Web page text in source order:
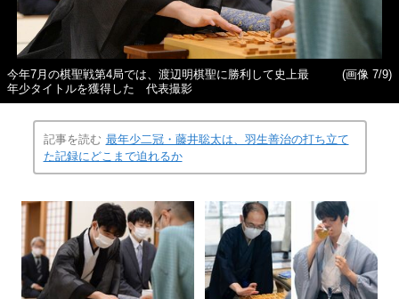
今年7月の棋聖戦第4局では、渡辺明棋聖に勝利して史上最
年少タイトルを獲得した 代表撮影
(画像 7/9)
記事を読む 最年少二冠・藤井聡太は、羽生善治の打ち立て
た記録にどこまで迫れるか